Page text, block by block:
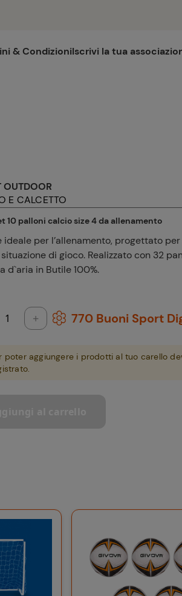
& CondizioniIscrivi la tua
OUTDOOR
E CALCETTO
10 palloni calcio size 4 da allenamento
ideale per l’allenamento, progettato
di gioco. Realizzato con 32
d`aria in Butile 100%.
+ 770 Buoni Sport
poter aggiungere i prodotti al tuo carello